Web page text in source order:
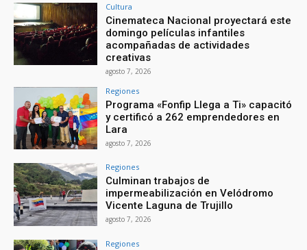
Cultura
Cinemateca Nacional proyectará este
domingo películas infantiles
acompañadas de actividades
creativas
agosto 7, 2026
Regiones
Programa «Fonfip Llega a Ti» capacitó
y certificó a 262 emprendedores en
Lara
agosto 7, 2026
Regiones
Culminan trabajos de
impermeabilización en Velódromo
Vicente Laguna de Trujillo
agosto 7, 2026
Regiones